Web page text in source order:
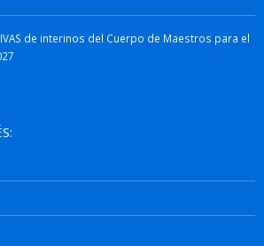
de interinos del Cuerpo de Maestros para el